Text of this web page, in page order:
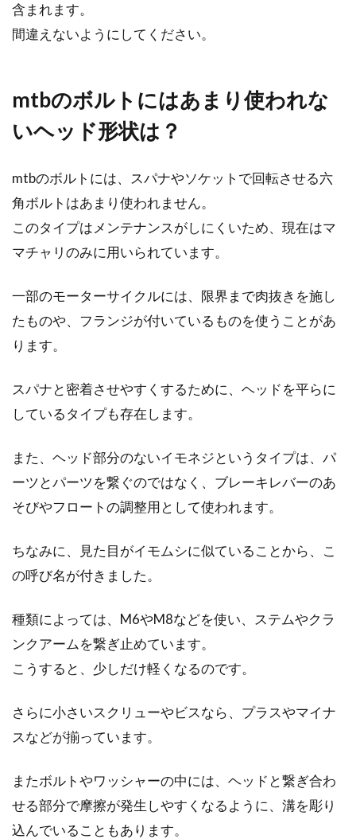
含まれます。
間違えないようにしてください。
mtbのボルトにはあまり使われな
いヘッド形状は？
mtbのボルトには、スパナやソケットで回転させる六
角ボルトはあまり使われません。
このタイプはメンテナンスがしにくいため、現在はマ
マチャリのみに用いられています。
一部のモーターサイクルには、限界まで肉抜きを施し
たものや、フランジが付いているものを使うことがあ
ります。
スパナと密着させやすくするために、ヘッドを平らに
しているタイプも存在します。
また、ヘッド部分のないイモネジというタイプは、パ
ーツとパーツを繋ぐのではなく、ブレーキレバーのあ
そびやフロートの調整用として使われます。
ちなみに、見た目がイモムシに似ていることから、こ
の呼び名が付きました。
種類によっては、M6やM8などを使い、ステムやクラ
ンクアームを繋ぎ止めています。
こうすると、少しだけ軽くなるのです。
さらに小さいスクリューやビスなら、プラスやマイナ
スなどが揃っています。
またボルトやワッシャーの中には、ヘッドと繋ぎ合わ
せる部分で摩擦が発生しやすくなるように、溝を彫り
込んでいることもあります。